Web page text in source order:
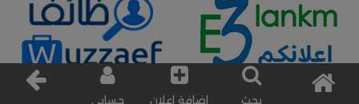
اعلانات مبوبة اعلانات وظائف
حسابي إضافة إعلان بحث